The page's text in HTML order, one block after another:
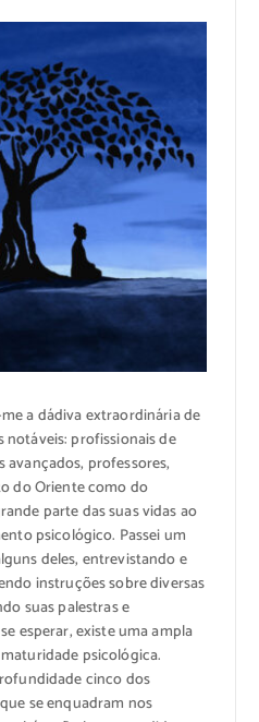
a dádiva extraordinária de
notáveis: profissionais de
professores,
do Oriente como do
parte das suas vidas ao
psicológico. Passei um
deles, entrevistando e
instruções sobre diversas
suas palestras e
esperar, existe uma ampla
psicológica.
cinco dos
se enquadram nos